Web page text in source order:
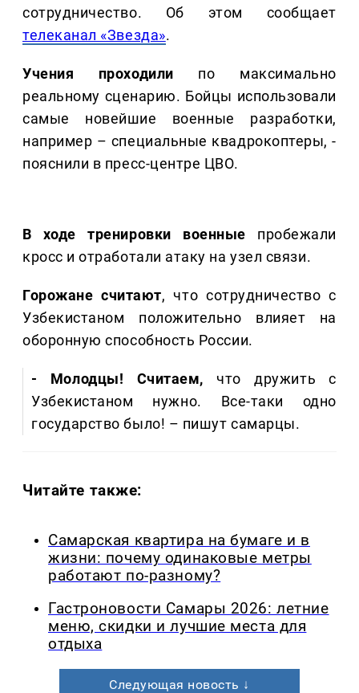
сотрудничество. Об этом сообщает
телеканал «Звезда».
Учения проходили по максимально
реальному сценарию. Бойцы использовали
самые новейшие военные разработки,
например – специальные квадрокоптеры, -
пояснили в пресс-центре ЦВО.
В ходе тренировки военные пробежали
кросс и отработали атаку на узел связи.
Горожане считают, что сотрудничество с
Узбекистаном положительно влияет на
оборонную способность России.
- Молодцы! Считаем,что дружить с
Узбекистаном нужно. Все-таки одно
государство было! – пишут самарцы.
Читайте также:
Самарская квартира на бумаге и в
жизни: почему одинаковые метры
работают по-разному?
Гастроновости Самары 2026: летние
меню, скидки и лучшие места для
отдыха
Следующая новость ↓